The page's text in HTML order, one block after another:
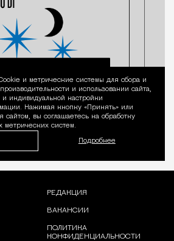
Уведомление
и метрические системы для сбора и
и использовании сайта,
индивидуальной настройки
Нажимая кнопку «Принять» или
сайтом, вы соглашаетесь на обработку
метрических систем.
Подробнее
РЕДАКЦИЯ
ВАКАНСИИ
ПОЛИТИКА
КОНФИДЕНЦИАЛЬНОСТИ